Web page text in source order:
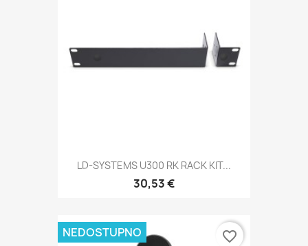
LD-SYSTEMS U300 RK RACK KIT...
30,53 €
NEDOSTUPNO favorite_border